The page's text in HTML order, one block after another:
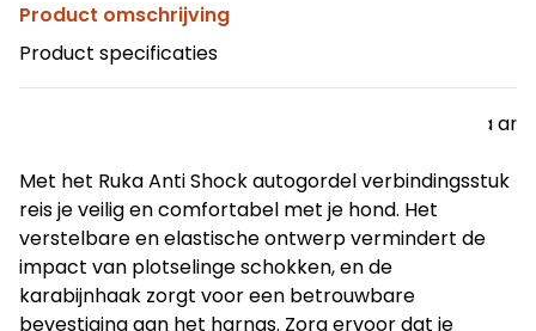
Product omschrijving
Product specificaties
Ruka anti
van
Met het Ruka Anti Shock autogordel verbindingsstuk
reis je veilig en comfortabel met je hond. Het
verstelbare en elastische ontwerp vermindert de
impact van plotselinge schokken, en de
karabijnhaak zorgt voor een betrouwbare
bevestiging aan het harnas. Zorg ervoor dat je